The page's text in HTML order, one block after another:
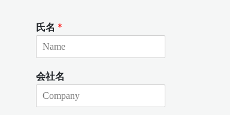
氏名 *
会社名